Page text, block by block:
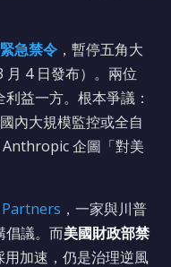
急禁令 ，暫停五角大
月 4 日發布）。兩位
益一方。根本爭議：
內大規模監控或全自
企圖「對美
，一家與川普
倡議。而美國財政部禁
加速，仍是治理逆風